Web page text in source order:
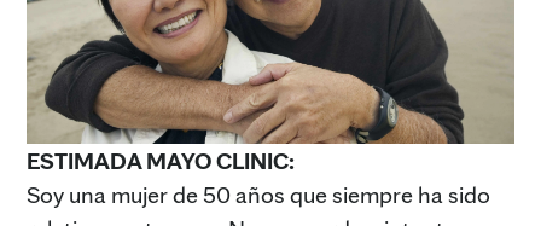
ESTIMADA MAYO CLINIC:
Soy una mujer de 50 años que siempre ha sido